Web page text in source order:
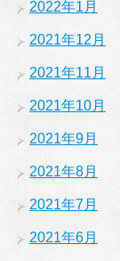
2022年1月
2021年12月
2021年11月
2021年10月
2021年9月
2021年8月
2021年7月
2021年6月